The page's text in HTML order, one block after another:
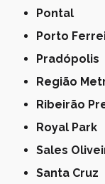
Pontal
Porto
Pradópolis
Região
Ribeirão
Royal Park
Sales
Santa Cruz